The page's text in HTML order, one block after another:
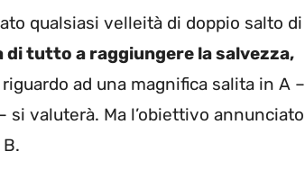
qualsiasi velleità di doppio salto di
di tutto a raggiungere la salvezza,
ad una magnifica salita in A –
si valuterà. Ma l’obiettivo annunciato